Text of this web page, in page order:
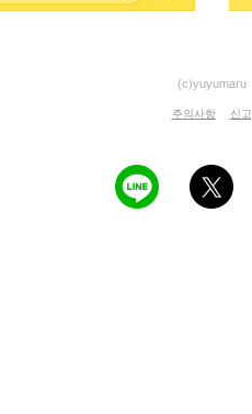
(c)yuyumaru
주의사항 신고